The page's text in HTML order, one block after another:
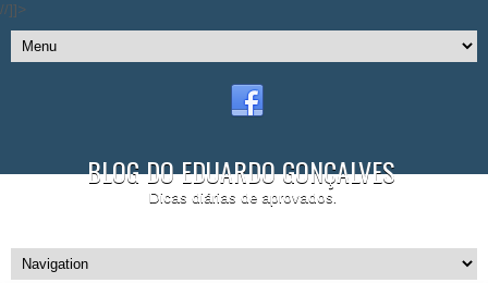
//]]>
BLOG DO EDUARDO GONÇALVES
Dicas diárias de aprovados.